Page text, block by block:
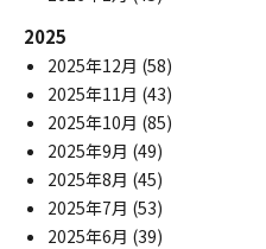
2025
2025年12月 (58)
2025年11月 (43)
2025年10月 (85)
2025年9月 (49)
2025年8月 (45)
2025年7月 (53)
2025年6月 (39)